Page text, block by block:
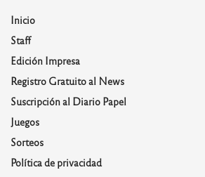
Inicio
Staff
Edición Impresa
Registro Gratuito al News
Suscripción al Diario Papel
Juegos
Sorteos
Política de privacidad